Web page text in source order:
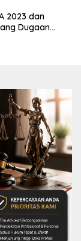
2023 dan
Dugaan